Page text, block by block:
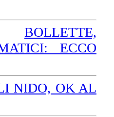
BOLLETTE,
ECCO
NIDO, OK AL